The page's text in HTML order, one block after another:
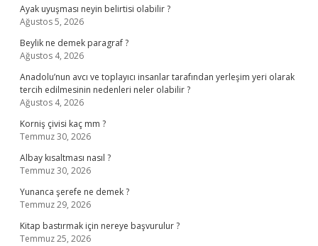
Ayak uyuşması neyin belirtisi olabilir ?
Ağustos 5, 2026
Beylik ne demek paragraf ?
Ağustos 4, 2026
Anadolu’nun avcı ve toplayıcı insanlar tarafından yerleşim yeri olarak
tercih edilmesinin nedenleri neler olabilir ?
Ağustos 4, 2026
Korniş çivisi kaç mm ?
Temmuz 30, 2026
Albay kısaltması nasıl ?
Temmuz 30, 2026
Yunanca şerefe ne demek ?
Temmuz 29, 2026
Kitap bastırmak için nereye başvurulur ?
Temmuz 25, 2026